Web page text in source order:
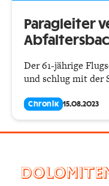
Paragleiter
Der 61-jährige
und schlug mit der
Chronik 15.08.2023